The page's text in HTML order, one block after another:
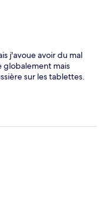
j'avoue avoir du mal
globalement mais
sur les tablettes.